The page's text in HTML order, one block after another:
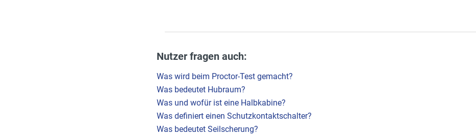
Nutzer fragen auch:
Was wird beim Proctor-Test gemacht?
Was bedeutet Hubraum?
Was und wofür ist eine Halbkabine?
Was definiert einen Schutzkontaktschalter?
Was bedeutet Seilscherung?